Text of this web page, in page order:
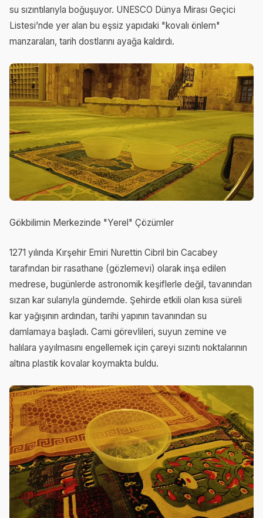
su sızıntılarıyla boğuşuyor. UNESCO Dünya Mirası Geçici
Listesi’nde yer alan bu eşsiz yapıdaki "kovalı önlem"
manzaraları, tarih dostlarını ayağa kaldırdı.
Gökbilimin Merkezinde "Yerel" Çözümler
1271 yılında Kırşehir Emiri Nurettin Cibril bin Cacabey
tarafından bir rasathane (gözlemevi) olarak inşa edilen
medrese, bugünlerde astronomik keşiflerle değil, tavanından
sızan kar sularıyla gündemde. Şehirde etkili olan kısa süreli
kar yağışının ardından, tarihi yapının tavanından su
damlamaya başladı. Cami görevlileri, suyun zemine ve
halılara yayılmasını engellemek için çareyi sızıntı noktalarının
altına plastik kovalar koymakta buldu.